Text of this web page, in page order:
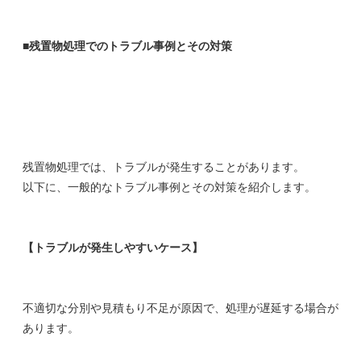
■残置物処理でのトラブル事例とその対策
残置物処理では、トラブルが発生することがあります。
以下に、一般的なトラブル事例とその対策を紹介します。
【トラブルが発生しやすいケース】
不適切な分別や見積もり不足が原因で、処理が遅延する場合が
あります。